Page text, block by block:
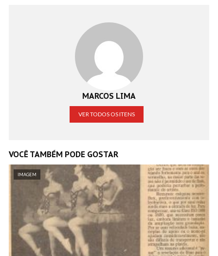
MARCOS LIMA
VER TODOS OS ITENS
VOCÊ TAMBÉM PODE GOSTAR
IMAGEM